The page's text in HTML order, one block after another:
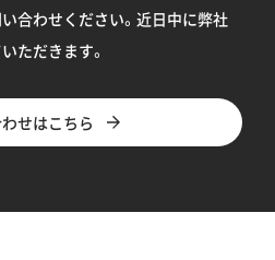
合わせください。 近日中に弊社
ただきます。
せはこちら